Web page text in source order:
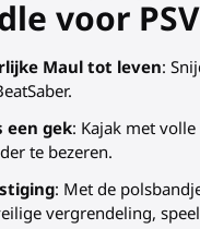
voor
Maul tot leven:
een gek: Kajak met
te bezeren.
: Met de
vergrendeling,